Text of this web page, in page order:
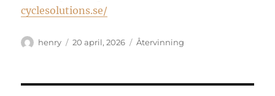
cyclesolutions.se/
Författare
henry
Publicerat
20 april, 2026 Kategorier
Återvinning